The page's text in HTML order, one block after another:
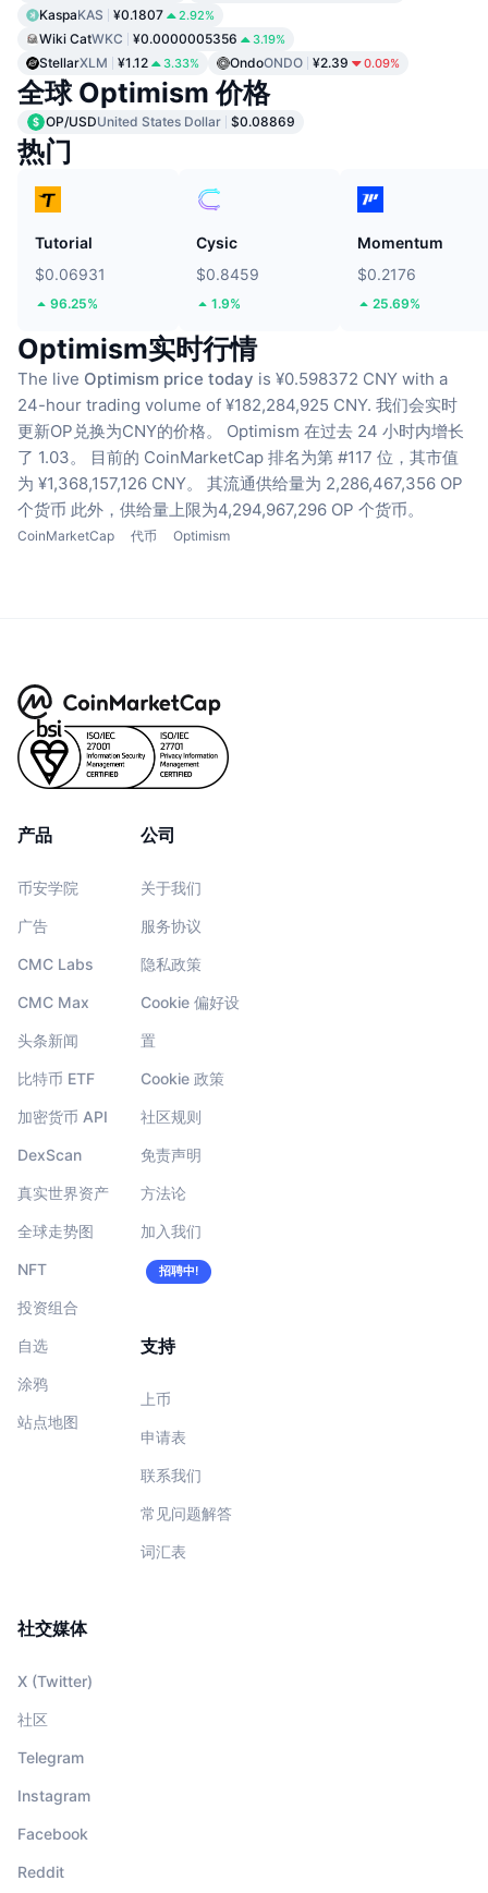
KaspaKAS ¥0.1807 2.92%
Wiki CatWKC ¥0.0000005356 3.19%
StellarXLM ¥1.12 3.33% OndoONDO ¥2.39 0.09%
全球 Optimism 价格
OP/USDUnited States Dollar $0.08869
热门
Tutorial
$0.06931
96.25%
Cysic
$0.8459
1.9%
Momentum
$0.2176
25.69%
Optimism实时行情
The live Optimism price today is ¥0.598372 CNY with a
24-hour trading volume of ¥182,284,925 CNY. 我们会实时
更新OP兑换为CNY的价格。
Optimism 在过去 24 小时内增长
了 1.03。
目前的 CoinMarketCap 排名为第 #117 位，其市值
为 ¥1,368,157,126 CNY。
其流通供给量为 2,286,467,356 OP
个货币 此外，供给量上限为4,294,967,296 OP 个货币。
CoinMarketCap 代币 Optimism
产品
币安学院
广告
CMC Labs
CMC Max
头条新闻
比特币 ETF
加密货币 API
DexScan
真实世界资产
全球走势图
NFT
投资组合
自选
涂鸦
站点地图
公司
关于我们
服务协议
隐私政策
Cookie 偏好设
置
Cookie 政策
社区规则
免责声明
方法论
加入我们
招聘中!
支持
上币
申请表
联系我们
常见问题解答
词汇表
社交媒体
X (Twitter)
社区
Telegram
Instagram
Facebook
Reddit